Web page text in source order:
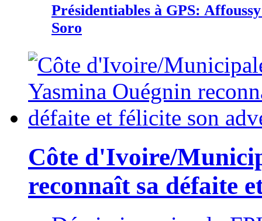
Présidentiables à GPS:
Soro
Côte d'Ivoire/
reconnaît sa défaite